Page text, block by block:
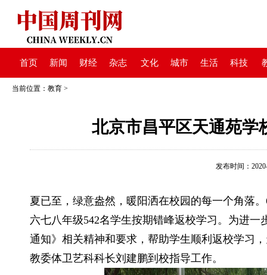
首页 新闻 财经 杂志 文化 城市 生活 科技
当前位置： 教育 >
北京市昌平区天通苑学
发布时间：
夏已至，绿意盎然，暖阳洒在校园的每一个角落
六七八年级542名学生按期错峰返校学习。为进
通知》相关精神和要求，帮助学生顺利返校学习
教委体卫艺科科长刘建鹏到校指导工作。